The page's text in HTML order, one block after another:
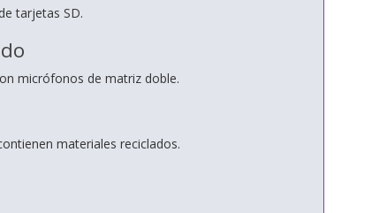
tarjetas SD.
micrófonos de matriz doble.
materiales reciclados.